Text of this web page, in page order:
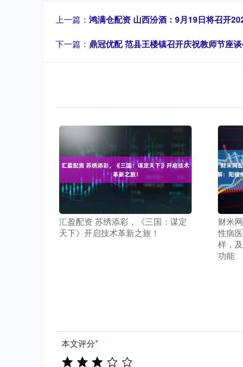
上一篇： 鸿满仓配资 山西汾酒：9月19日将召开
下一篇： 鼎冠优配 范县王楼镇召开庆祝教师节座
汇盈配资 苏绣添彩，《三国：谋定
天下》开启技术革新之旅！
财米
性病
样，
功能
本文评分*